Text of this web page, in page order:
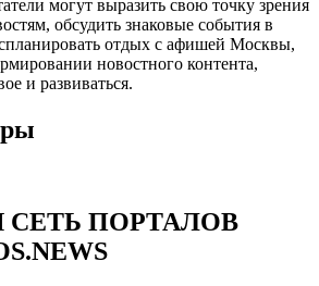
могут выразить свою точку зрения
обсудить знаковые события в
отдых с афишей Москвы,
новостного контента,
и развиваться.
СЕТЬ ПОРТАЛОВ